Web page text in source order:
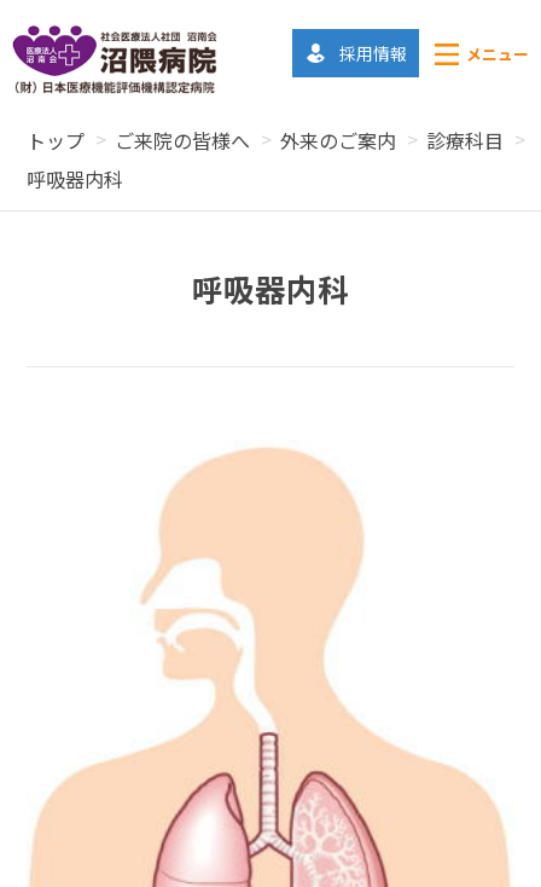
採用情報 メニュー
トップ ご来院の皆様へ 外来のご案内
診療科目
呼吸器内科
呼吸器内科